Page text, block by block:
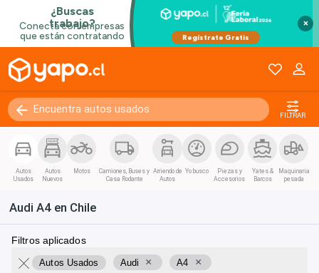
×
FILTRAR
Autos
Usados
Autos
Nuevos
Motos
Camiones, Buses y
Casa Rodante
Arriendo de
Autos
Yo busco
Piezas y
Accesorios
Yates &
Barcos
Maquinaria
pesada
Audi A4 en Chile
Filtros aplicados
Autos Usados Audi × A4 ×